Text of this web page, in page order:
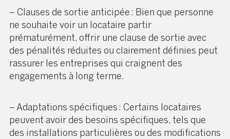
– Clauses de sortie anticipée : Bien que personne
ne souhaite voir un locataire partir
prématurément, offrir une clause de sortie avec
des pénalités réduites ou clairement définies peut
rassurer les entreprises qui craignent des
engagements à long terme.
– Adaptations spécifiques : Certains locataires
peuvent avoir des besoins spécifiques, tels que
des installations particulières ou des modifications